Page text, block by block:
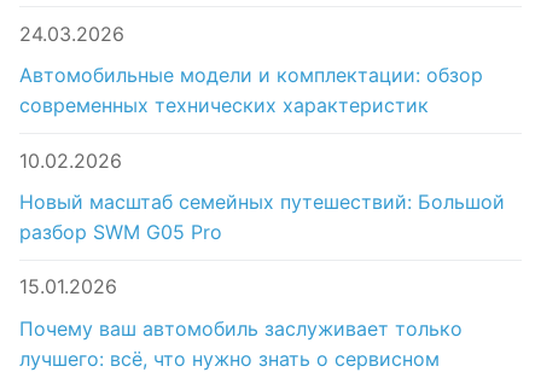
24.03.2026
Автомобильные модели и комплектации: обзор
современных технических характеристик
10.02.2026
Новый масштаб семейных путешествий: Большой
разбор SWM G05 Pro
15.01.2026
Почему ваш автомобиль заслуживает только
лучшего: всё, что нужно знать о сервисном